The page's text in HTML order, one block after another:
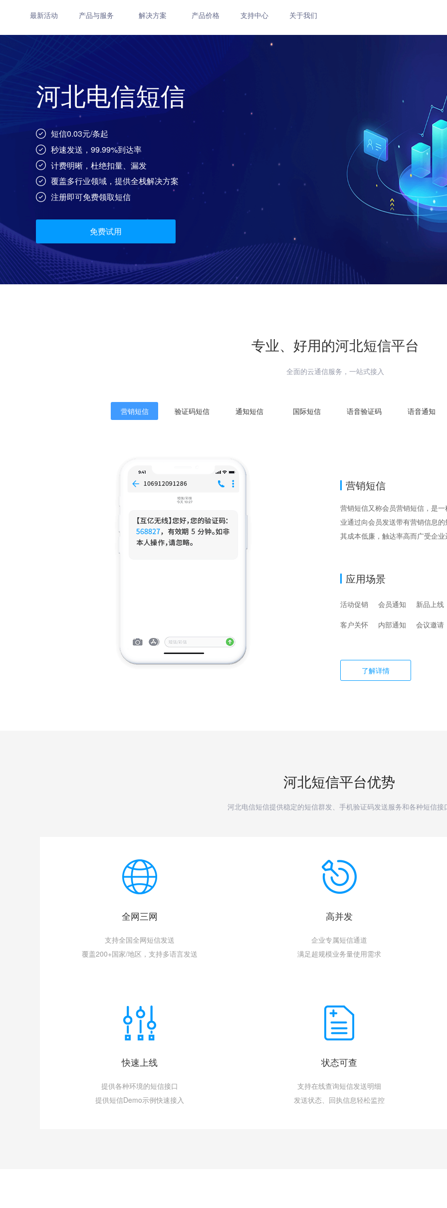
最新活动 产品与服务 解决方案 产品价格 支持中心 关于我们
河北电信短信
短信0.03元/条起
秒速发送，99.99%到达率
计费明晰，杜绝扣量、漏发
覆盖多行业领域，提供全栈解决方案
注册即可免费领取短信
免费试用
专业、好用的河北短信平台
全面的云通信服务，一站式接入
营销短信 验证码短信 通知短信 国际短信 语音验证码 语音通知
营销短信
营销短信又称会员营销短信，是
业通过向会员发送带有营销信息
其成本低廉，触达率高而广受企
应用场景
活动促销 会员通知 新品上线
客户关怀 内部通知 会议邀请
了解详情
河北短信平台优势
河北电信短信提供稳定的短信群发、手机验证码发送服务和各种短信接
全网三网
支持全国全网短信发送
覆盖200+国家/地区，支持多语言发送
高并发
企业专属短信通道
满足超规模业务量使用需求
快速上线
提供各种环境的短信接口
提供短信Demo示例快速接入
状态可查
支持在线查询短信发送明细
发送状态、回执信息轻松监控